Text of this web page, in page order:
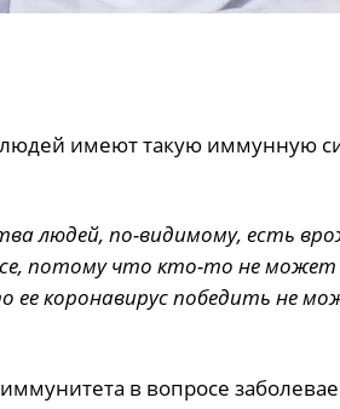
людей имеют такую иммунную
людей, по-видимому, есть
потому что кто-то не
коронавирус победить не
в вопросе